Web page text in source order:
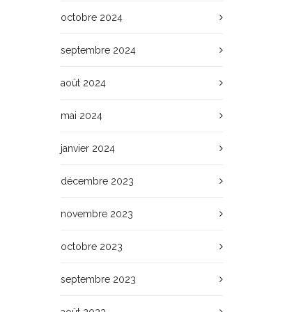
octobre 2024
septembre 2024
août 2024
mai 2024
janvier 2024
décembre 2023
novembre 2023
octobre 2023
septembre 2023